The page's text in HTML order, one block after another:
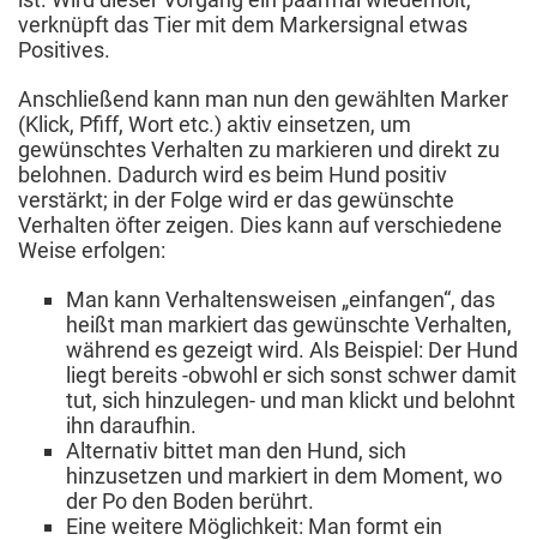
verknüpft das Tier mit dem Markersignal etwas
Positives.
Anschließend kann man nun den gewählten Marker
(Klick, Pfiff, Wort etc.) aktiv einsetzen, um
gewünschtes Verhalten zu markieren und direkt zu
belohnen. Dadurch wird es beim Hund positiv
verstärkt; in der Folge wird er das gewünschte
Verhalten öfter zeigen. Dies kann auf verschiedene
Weise erfolgen:
Man kann Verhaltensweisen „einfangen“, das
heißt man markiert das gewünschte Verhalten,
während es gezeigt wird. Als Beispiel: Der Hund
liegt bereits -obwohl er sich sonst schwer damit
tut, sich hinzulegen- und man klickt und belohnt
ihn daraufhin.
Alternativ bittet man den Hund, sich
hinzusetzen und markiert in dem Moment, wo
der Po den Boden berührt.
Eine weitere Möglichkeit: Man formt ein